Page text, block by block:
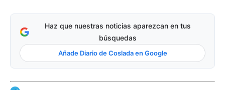
Haz que nuestras noticias aparezcan en tus
búsquedas
Añade Diario de Coslada en Google